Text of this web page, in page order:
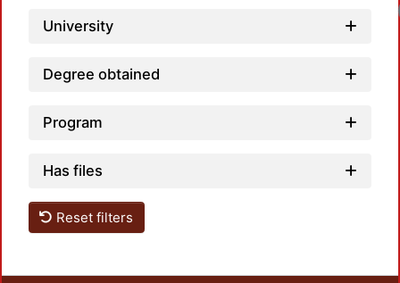
University
Degree obtained
Program
Has files
Reset filters